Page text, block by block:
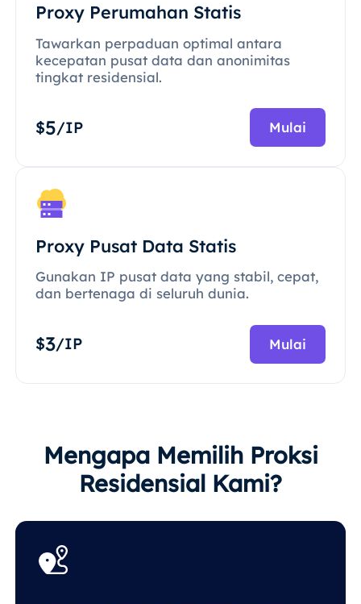
Proxy Perumahan Statis
Tawarkan perpaduan optimal antara
kecepatan pusat data dan anonimitas
tingkat residensial.
$5/IP Mulai
Proxy Pusat Data Statis
Gunakan IP pusat data yang stabil, cepat,
dan bertenaga di seluruh dunia.
$3/IP Mulai
Mengapa Memilih Proksi
Residensial Kami?